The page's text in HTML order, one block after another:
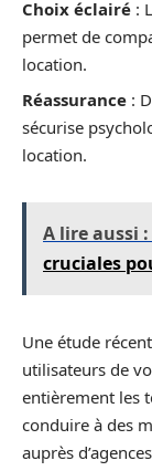
Choix éclairé :
permet de
location.
Réassurance :
sécurise
location.
A lire aussi :
cruciales
Une étude
utilisateurs de
entièrement les
conduire à des
auprès